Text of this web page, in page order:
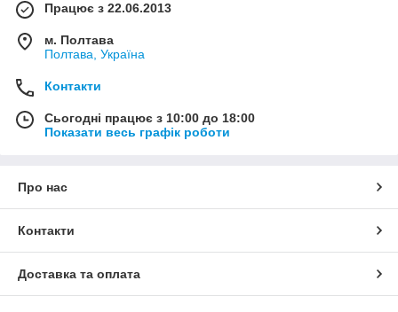
Працює з 22.06.2013
м. Полтава
Полтава, Україна
Контакти
Сьогодні працює з 10:00 до 18:00
Показати весь графік роботи
Про нас
Контакти
Доставка та оплата